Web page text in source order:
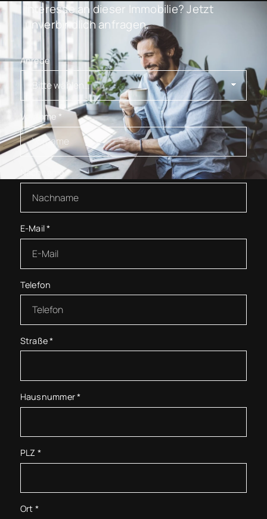
Interesse an dieser Immobilie? Jetzt
unverbindlich anfragen.
Anrede
Vorname *
Nachname*
E-Mail*
Telefon
Straße*
Hausnummer*
PLZ *
Ort *